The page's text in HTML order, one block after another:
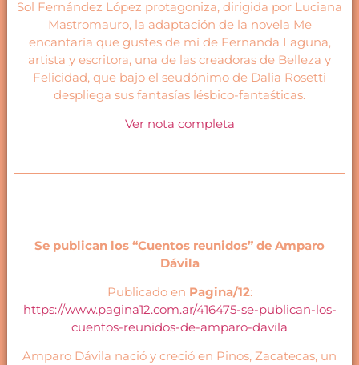
Sol Fernández López protagoniza, dirigida por Luciana
Mastromauro, la adaptación de la novela Me
encantaría que gustes de mí de Fernanda Laguna,
artista y escritora, una de las creadoras de Belleza y
Felicidad, que bajo el seudónimo de Dalia Rosetti
despliega sus fantasías lésbico-fantaśticas.
Ver nota completa
Se publican los “Cuentos reunidos” de Amparo
Dávila
Publicado en Pagina/12:
https://www.pagina12.com.ar/416475-se-publican-los-
cuentos-reunidos-de-amparo-davila
Amparo Dávila nació y creció en Pinos, Zacatecas, un